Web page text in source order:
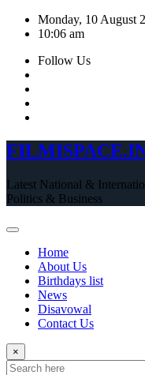
Skip
Monday, 10 August
10:06 am
Follow Us
Latest National &
Politics & Business
Home
About Us
Birthdays list
News
Disavowal
Contact Us
×